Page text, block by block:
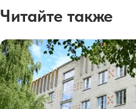
Читайте также